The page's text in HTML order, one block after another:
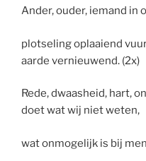
Ander, ouder, iemand in
plotseling oplaaiend
aarde vernieuwend. (2x)
Rede, dwaasheid, hart,
doet wat wij niet weten,
wat onmogelijk is bij